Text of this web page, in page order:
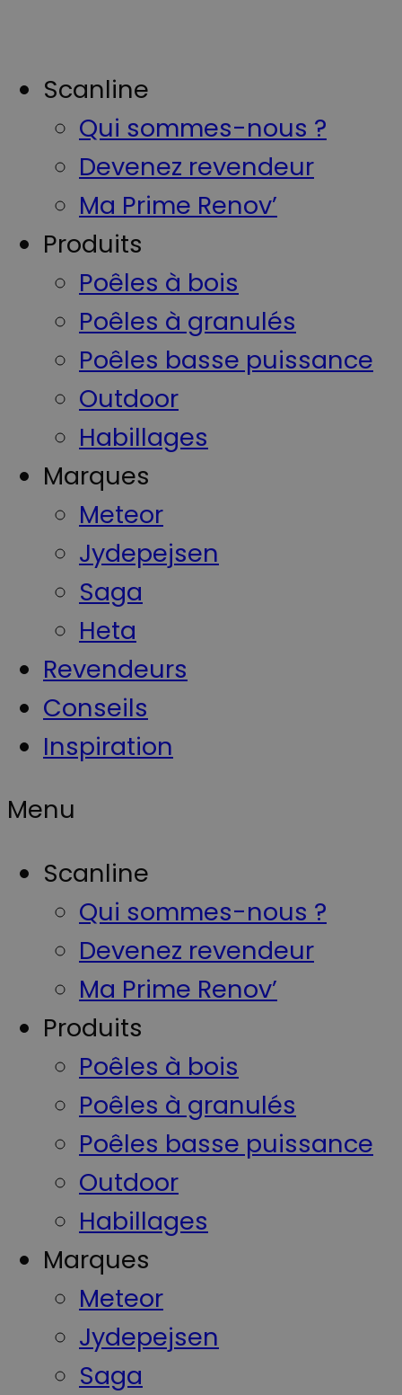
Scanline
Qui sommes-nous ?
Devenez revendeur
Ma Prime Renov’
Produits
Poêles à bois
Poêles à granulés
Poêles basse puissance
Outdoor
Habillages
Marques
Meteor
Jydepejsen
Saga
Heta
Revendeurs
Conseils
Inspiration
Menu
Scanline
Qui sommes-nous ?
Devenez revendeur
Ma Prime Renov’
Produits
Poêles à bois
Poêles à granulés
Poêles basse puissance
Outdoor
Habillages
Marques
Meteor
Jydepejsen
Saga